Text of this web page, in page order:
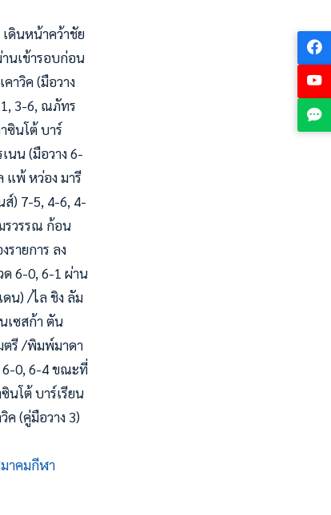
ดินหน้าคว้าชัย
านเข้ารอบก่อน
าวิค (มือวาง
1, 3-6, ณภัทร
ซินโต้ บาร์
นน (มือวาง 6-
แพ้ หว่อง มารี
) 7-5, 4-6, 4-
รวรรณ ก้อน
ายการ ลง
ด 6-0, 6-1 ผ่าน
น) /ไล ชิง ลัม
เซสก้า ตัน
ตรี /พิมพ์มาดา
6-0, 6-4 ขณะที่
นโต้ บาร์เรียน
ค (คู่มือวาง 3)
าคมกีฬา